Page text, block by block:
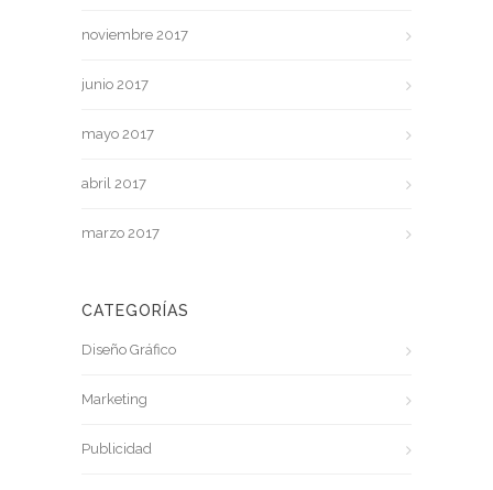
noviembre 2017
junio 2017
mayo 2017
abril 2017
marzo 2017
CATEGORÍAS
Diseño Gráfico
Marketing
Publicidad